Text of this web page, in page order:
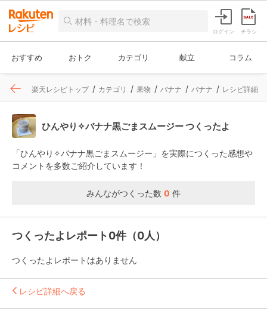
ログイン チラシ
おすすめ おトク カテゴリ 献立 コラム
楽天レシピトップ カテゴリ 果物 バナナ バナナ レシピ詳細
ひんやり✧バナナ黒ごまスムージー つくったよ
「ひんやり✧バナナ黒ごまスムージー」を実際につくった感想や
コメントを多数ご紹介しています！
みんながつくった数 0 件
つくったよレポート0件（0人）
つくったよレポートはありません
レシピ詳細へ戻る